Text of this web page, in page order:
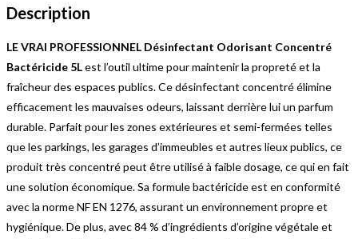
Description
LE VRAI PROFESSIONNEL Désinfectant Odorisant Concentré
Bactéricide 5Lest l’outil ultime pour maintenir la propreté et la
fraîcheur des espaces publics. Ce désinfectant concentré élimine
efficacement les mauvaises odeurs, laissant derrière lui un parfum
durable. Parfait pour les zones extérieures et semi-fermées telles
que les parkings, les garages d’immeubles et autres lieux publics, ce
produit très concentré peut être utilisé à faible dosage, ce qui en fait
une solution économique. Sa formule bactéricide est en conformité
avec la norme NF EN 1276, assurant un environnement propre et
hygiénique. De plus, avec 84 % d’ingrédients d’origine végétale et